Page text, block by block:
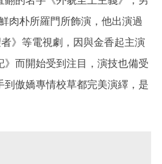
肉朴所羅門所飾演，他出演過
》等電視劇，因與金香起主演
》而開始受到注目，演技也備受
到傲嬌專情校草都完美演繹，是